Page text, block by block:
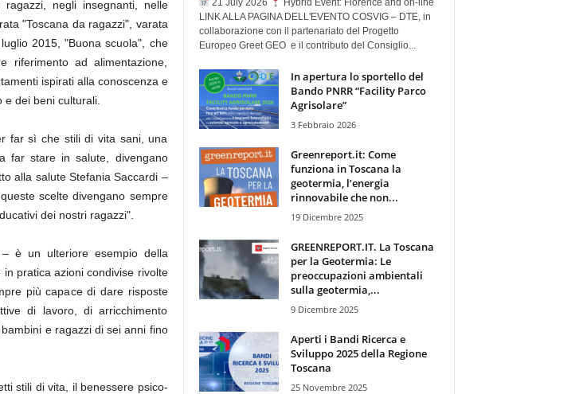
negli insegnanti, nelle
"Toscana da ragazzi", varata
2015, "Buona scuola", che
ad alimentazione,
ispirati alla conoscenza e
dei beni culturali.
far sì che stili di vita sani, una
far stare in salute, divengano
alla salute Stefania Saccardi –
scelte divengano sempre
dei nostri ragazzi".
è un ulteriore esempio della
pratica azioni condivise rivolte
più capace di dare risposte
di lavoro, di arricchimento
e ragazzi di sei anni fino
stili di vita, il benessere psico-
21 July 2026
Hybrid Event: Florence and on-line
LINK ALLA PAGINA DELL'EVENTO COSVIG – DTE, in
collaborazione con il partenariato del Progetto
Europeo Greet GEO e il contributo del Consiglio...
In apertura lo sportello del
Bando PNRR “Facility Parco
Agrisolare”
3 Febbraio 2026
Greenreport.it: Come
funziona in Toscana la
geotermia, l’energia
rinnovabile che non...
19 Dicembre 2025
GREENREPORT.IT. La Toscana
per la Geotermia: Le
preoccupazioni ambientali
sulla geotermia,...
9 Dicembre 2025
Aperti i Bandi Ricerca e
Sviluppo 2025 della Regione
Toscana
25 Novembre 2025